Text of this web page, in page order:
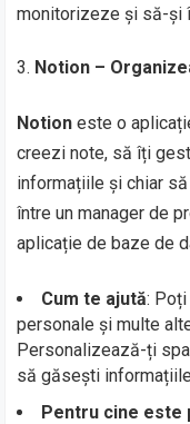
monitorizeze și să-și
Notion –
Notion este o
creezi note, să îți
informațiile și chiar
între un manager de
aplicație de baze de
Cum te ajută:
personale și multe
Personalizează-ți
să găsești
Pentru cine este